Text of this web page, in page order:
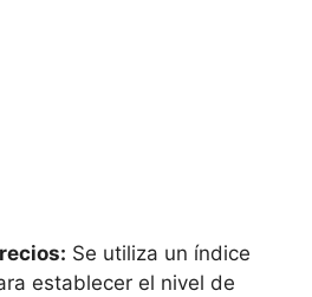
Se utiliza un índice
establecer el nivel de